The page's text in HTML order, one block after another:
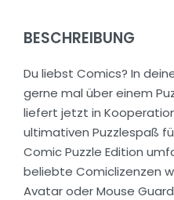
BESCHREIBUNG
Du liebst Comics? In
gerne mal über einem
liefert jetzt in
ultimativen Puzzlespaß
Comic Puzzle Edition
beliebte Comiclizenzen
Avatar oder Mouse